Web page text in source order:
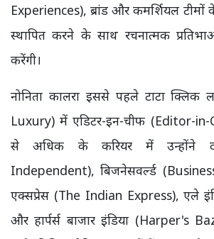
Experiences), ब्रांड और कमर्शियल
स्थापित करने के साथ रचनात्मक
करेंगी।
नोनिता कालरा इससे पहले टाटा क्लिक
Luxury) में एडिटर-इन-चीफ (Editor-in-
से अधिक के करियर में उन्होंने द
Independent), बिजनेसवर्ल्ड
एक्सप्रेस (The Indian Express), एले
और हार्पर्स बाजार इंडिया (Harper's